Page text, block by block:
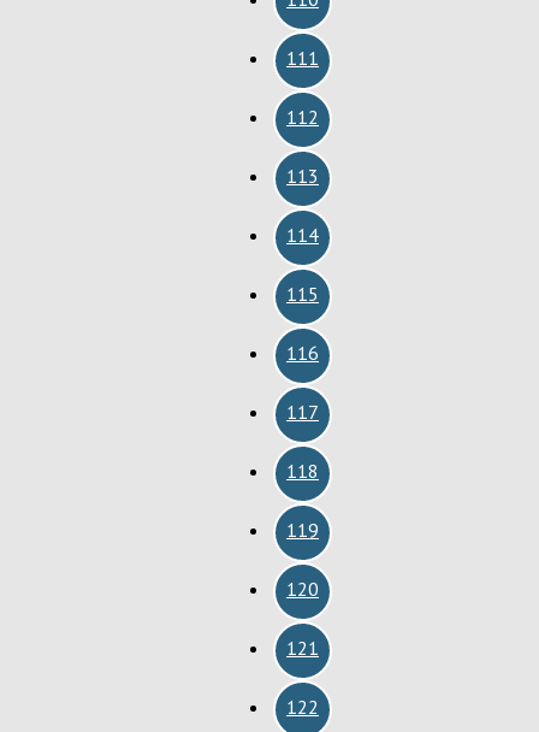
111
112
113
114
115
116
117
118
119
120
121
122